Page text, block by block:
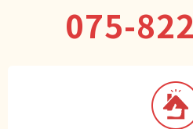
075-